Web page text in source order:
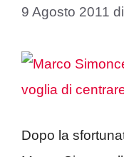
9 Agosto 2011 di
Dopo la